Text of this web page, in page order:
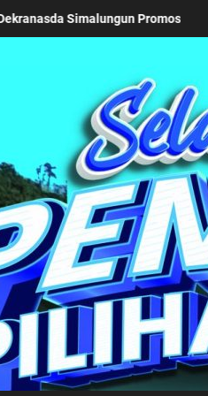
2026 Keseriusan